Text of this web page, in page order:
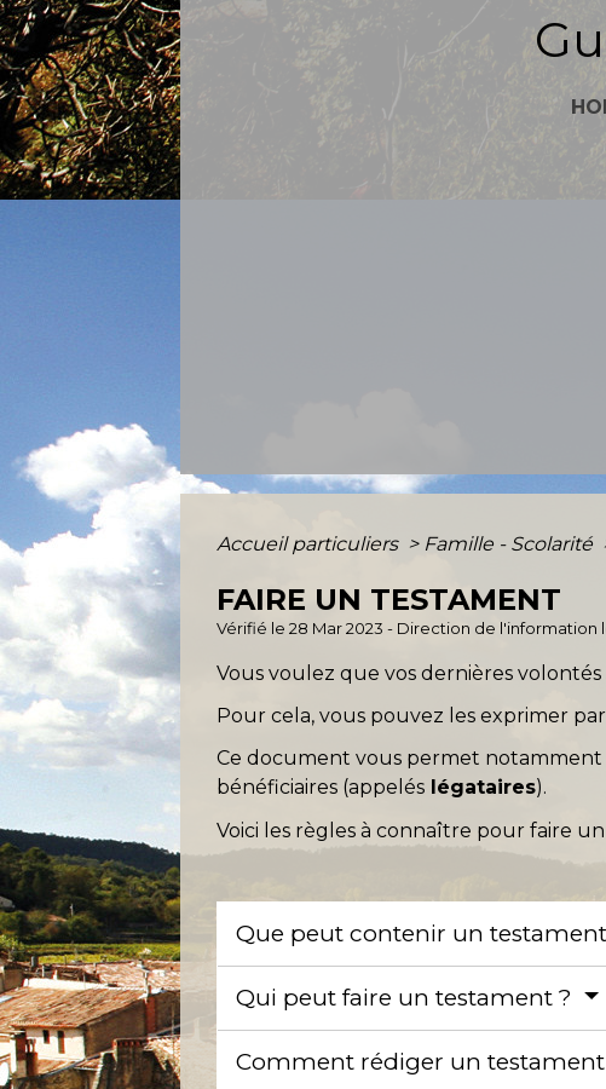
Accueil particuliers > Famille - Scolarité
FAIRE UN TESTAMENT
Vérifié le 28 Mar 2023 - Direction de
Vous voulez que vos dernières
Pour cela, vous pouvez les exprimer
Ce document vous permet notamment
bénéficiaires (appelés légataires).
Voici les règles à connaître pour faire
Que peut contenir un
Qui peut faire un testament ?
Comment rédiger un testament